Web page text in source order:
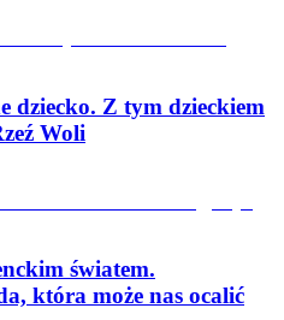
dziecko. Z tym dzieckiem
Woli
światem.
która może nas ocalić